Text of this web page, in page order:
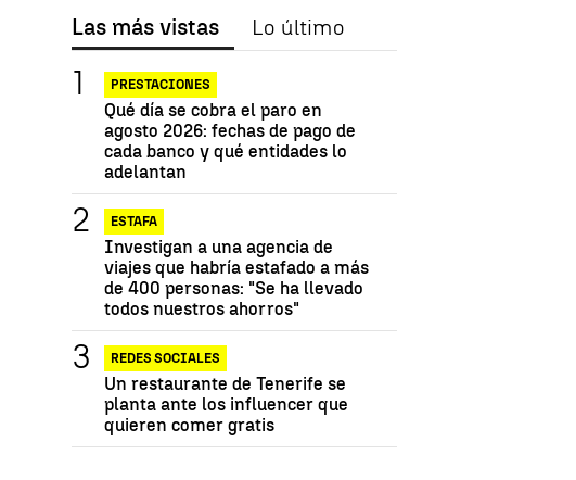
Las más vistas Lo último
PRESTACIONES
Qué día se cobra el paro en
agosto 2026: fechas de pago de
cada banco y qué entidades lo
adelantan
ESTAFA
Investigan a una agencia de
viajes que habría estafado a más
de 400 personas: "Se ha llevado
todos nuestros ahorros"
REDES SOCIALES
Un restaurante de Tenerife se
planta ante los influencer que
quieren comer gratis